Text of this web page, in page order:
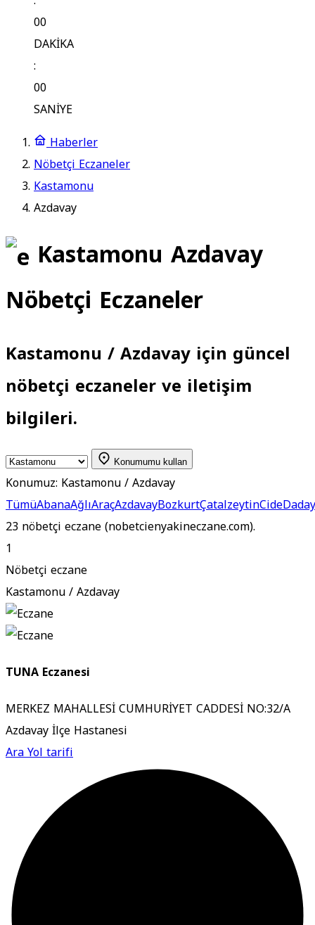
00
DAKİKA
:
00
SANİYE
Haberler
Nöbetçi Eczaneler
Kastamonu
Azdavay
Kastamonu Azdavay
Nöbetçi Eczaneler
Kastamonu / Azdavay için güncel
nöbetçi eczaneler ve iletişim
bilgileri.
Konumumu kullan
Konumuz: Kastamonu / Azdavay
TümüAbanaAğlıAraçAzdavayBozkurtÇatalzeytinCideDaday
23 nöbetçi eczane (nobetcienyakineczane.com).
1
Nöbetçi eczane
Kastamonu / Azdavay
TUNA Eczanesi
MERKEZ MAHALLESİ CUMHURİYET CADDESİ NO:32/A
Azdavay İlçe Hastanesi
AraYol tarifi